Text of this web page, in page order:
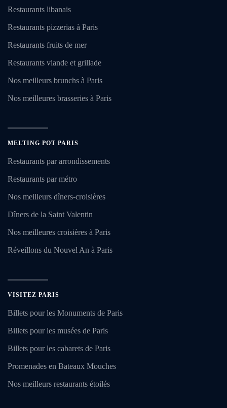
Restaurants libanais
Restaurants pizzerias à Paris
Restaurants fruits de mer
Restaurants viande et grillade
Nos meilleurs brunchs à Paris
Nos meilleures brasseries à Paris
MELTING POT PARIS
Restaurants par arrondissements
Restaurants par métro
Nos meilleurs dîners-croisières
Dîners de la Saint Valentin
Nos meilleures croisières à Paris
Réveillons du Nouvel An à Paris
VISITEZ PARIS
Billets pour les Monuments de Paris
Billets pour les musées de Paris
Billets pour les cabarets de Paris
Promenades en Bateaux Mouches
Nos meilleurs restaurants étoilés